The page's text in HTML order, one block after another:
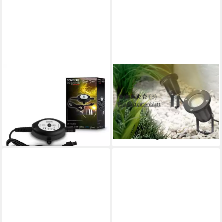
Gartenstrahler 3921015
in 4-5 Werktagen bei dir
TRANGO
LED Gartenstrahler
(3)
Produktdatenblatt
ab 9,99 € UVP35,99 €
-72%
in 4-5 Werktagen bei dir